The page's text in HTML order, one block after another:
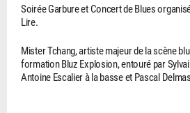
Soirée Garbure et Concert de Blues
Lire.
Mister Tchang, artiste majeur de la scène
formation Bluz Explosion, entouré par
Antoine Escalier à la basse et Pascal